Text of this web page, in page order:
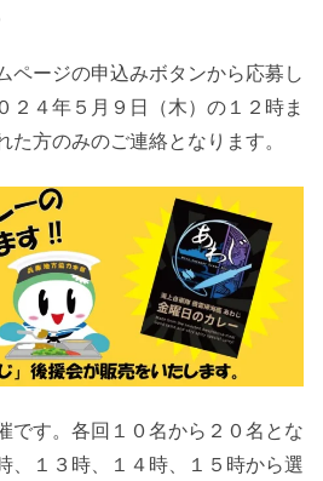
ページの申込みボタンから応募し
２４年５月９日（木）の１２時ま
た方のみのご連絡となります。
です。各回１０名から２０名とな
、１３時、１４時、１５時から選